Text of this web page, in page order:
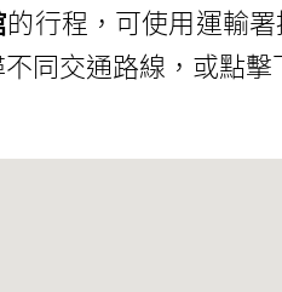
的行程，可使用運輸
同交通路線，或點